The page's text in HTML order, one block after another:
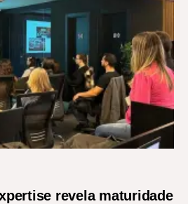
revela maturidade